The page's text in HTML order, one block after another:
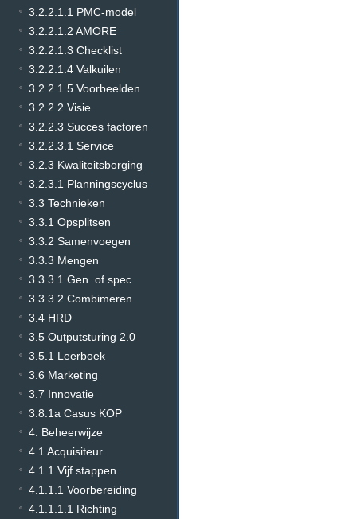
3.2.2.1.1 PMC-model
3.2.2.1.2 AMORE
3.2.2.1.3 Checklist
3.2.2.1.4 Valkuilen
3.2.2.1.5 Voorbeelden
3.2.2.2 Visie
3.2.2.3 Succes factoren
3.2.2.3.1 Service
3.2.3 Kwaliteitsborging
3.2.3.1 Planningscyclus
3.3 Technieken
3.3.1 Opsplitsen
3.3.2 Samenvoegen
3.3.3 Mengen
3.3.3.1 Gen. of spec.
3.3.3.2 Combimeren
3.4 HRD
3.5 Outputsturing 2.0
3.5.1 Leerboek
3.6 Marketing
3.7 Innovatie
3.8.1a Casus KOP
4. Beheerwijze
4.1 Acquisiteur
4.1.1 Vijf stappen
4.1.1.1 Voorbereiding
4.1.1.1.1 Richting